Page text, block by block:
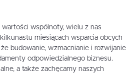
wartości wspólnoty, wielu z nas
miesiącach wsparcia obcych
budowanie, wzmacnianie i rozwijanie
odpowiedzialnego biznesu.
a także zachęcamy naszych